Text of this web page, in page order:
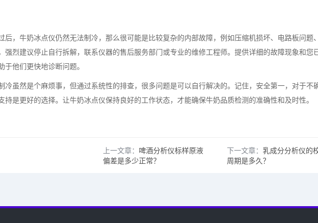
，牛奶冰点仪仍然无法制冷，那么很可能是比较复杂的内部故障，例如压缩机损坏、电路板问题、
强烈建议停止自行拆解，联系仪器的售后服务部门或专业的维修工程师。提供详细的故障现象和您
他们更快地诊断问题。
虽然是个麻烦事，但通过系统性的排查，很多问题是可以自行解决的。记住，安全第一，对于不
持是更好的选择。让牛奶冰点仪保持良好的工作状态，才能确保牛奶品质检测的准确性和及时性。
上一文章： 啤酒分析仪标样原液
偏差是多少正常？
下一文章： 乳成分分析仪的
周期是多久？